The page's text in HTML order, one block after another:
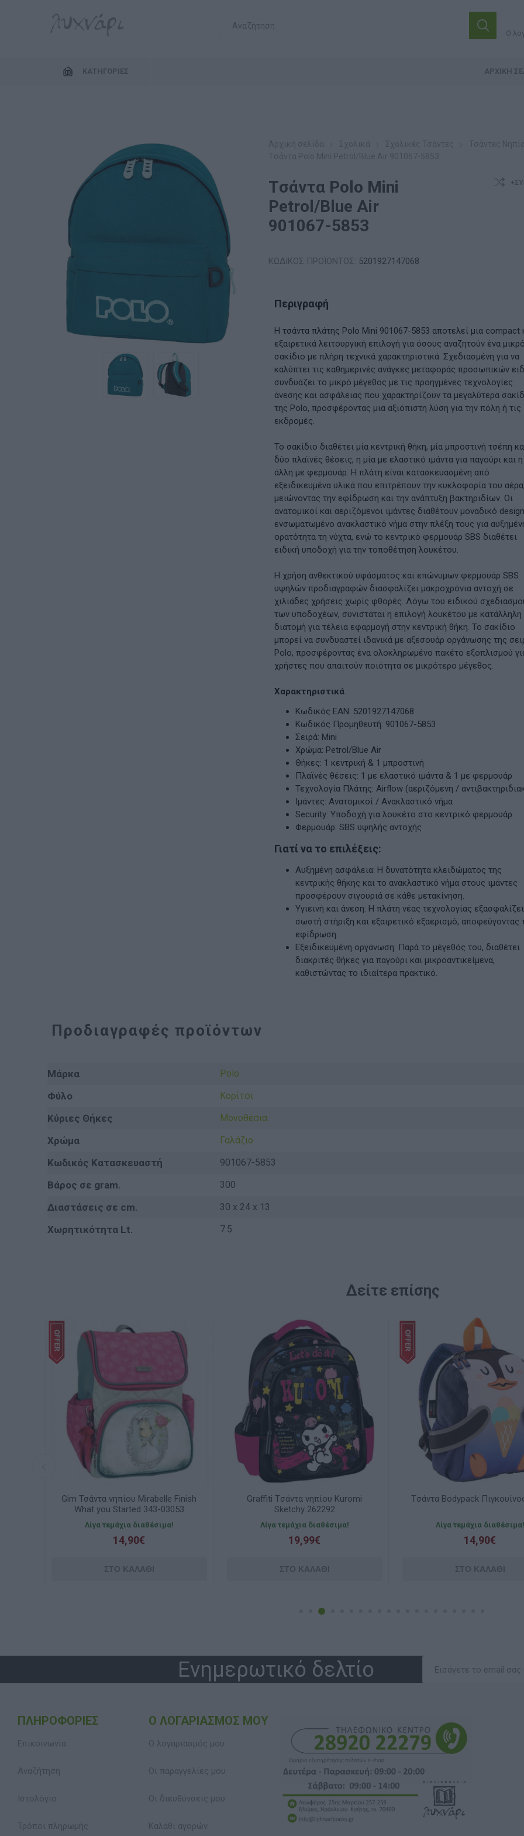
Ο
ΚΑΤΗΓΟΡΊΕΣ ΑΡΧΙΚΉ
Tσάντα Polo Mini
Petrol/Blue Air
901067-5853
ΚΩΔΙΚΟΣ ΠΡΟΪΟΝΤΟΣ: 5201927147068
Περιγραφή
Η τσάντα πλάτης Polo Mini 901067-5853 αποτελεί μια compact
εξαιρετικά λειτουργική επιλογή για όσους αναζητούν ένα μικρό
σακίδιο με πλήρη τεχνικά χαρακτηριστικά. Σχεδιασμένη για να
καλύπτει τις καθημερινές ανάγκες μεταφοράς προσωπικών
συνδυάζει το μικρό μέγεθος με τις προηγμένες τεχνολογίες
άνεσης και ασφάλειας που χαρακτηρίζουν τα μεγαλύτερα
της Polo, προσφέροντας μια αξιόπιστη λύση για την πόλη ή τις
εκδρομές.
Το σακίδιο διαθέτει μία κεντρική θήκη, μία μπροστινή τσέπη
δύο πλαϊνές θέσεις, η μία με ελαστικό ιμάντα για παγούρι και η
άλλη με φερμουάρ. Η πλάτη είναι κατασκευασμένη από
εξειδικευμένα υλικά που επιτρέπουν την κυκλοφορία του αέρα,
μειώνοντας την εφίδρωση και την ανάπτυξη βακτηριδίων. Οι
ανατομικοί και αεριζόμενοι ιμάντες διαθέτουν μοναδικό
ενσωματωμένο ανακλαστικό νήμα στην πλέξη τους για
ορατότητα τη νύχτα, ενώ το κεντρικό φερμουάρ SBS διαθέτει
ειδική υποδοχή για την τοποθέτηση λουκέτου.
Η χρήση ανθεκτικού υφάσματος και επώνυμων φερμουάρ SBS
υψηλών προδιαγραφών διασφαλίζει μακροχρόνια αντοχή σε
χιλιάδες χρήσεις χωρίς φθορές. Λόγω του ειδικού
των υποδοχέων, συνιστάται η επιλογή λουκέτου με κατάλληλη
διατομή για τέλεια εφαρμογή στην κεντρική θήκη. Το σακίδιο
μπορεί να συνδυαστεί ιδανικά με αξεσουάρ οργάνωσης της
Polo, προσφέροντας ένα ολοκληρωμένο πακέτο εξοπλισμού
χρήστες που απαιτούν ποιότητα σε μικρότερο μέγεθος.
Χαρακτηριστικά
Κωδικός ΕΑΝ: 5201927147068
Κωδικός Προμηθευτή: 901067-5853
Σειρά: Mini
Χρώμα: Petrol/Blue Air
Θήκες: 1 κεντρική & 1 μπροστινή
Πλαϊνές θέσεις: 1 με ελαστικό ιμάντα & 1 με φερμουάρ
Τεχνολογία Πλάτης: Airflow (αεριζόμενη /
Ιμάντες: Ανατομικοί / Ανακλαστικό νήμα
Security: Υποδοχή για λουκέτο στο κεντρικό φερμουάρ
Φερμουάρ: SBS υψηλής αντοχής
Γιατί να το επιλέξεις:
Αυξημένη ασφάλεια: Η δυνατότητα κλειδώματος της
κεντρικής θήκης και το ανακλαστικό νήμα στους ιμάντες
προσφέρουν σιγουριά σε κάθε μετακίνηση.
Υγιεινή και άνεση: Η πλάτη νέας τεχνολογίας εξασφαλίζει
σωστή στήριξη και εξαιρετικό εξαερισμό, αποφεύγοντας
εφίδρωση.
Εξειδικευμένη οργάνωση: Παρά το μέγεθός του, διαθέτει
διακριτές θήκες για παγούρι και μικροαντικείμενα,
καθιστώντας το ιδιαίτερα πρακτικό.
Προδιαγραφές προϊόντων
Μάρκα Polo
Φύλο Κορίτσι
Κύριες Θήκες Μονοθέσια
Χρώμα Γαλάζιο
Κωδικός Κατασκευαστή 901067-5853
Βάρος σε gram. 300
Διαστάσεις σε cm. 30 x 24 x 13
Χωρητικότητα Lt. 7.5
Δείτε επίσης
Gim Τσάντα νηπίου Mirabelle Finish
What you Started 343-03053
Λίγα τεμάχια διαθέσιμα!
14,90€
Graffiti Tσάντα νηπίου Kuromi
Sketchy 262292
Λίγα τεμάχια διαθέσιμα!
19,99€
Tσάντα Bodypack
Λίγα τεμάχια διαθέσιμα!
14,90€
Ενημερωτικό δελτίο
ΠΛΗΡΟΦΟΡΊΕΣ
Επικοινωνία
Αναζήτηση
Ιστολόγιο
Τρόποι πληρωμής
Ο ΛΟΓΑΡΙΑΣΜΌΣ ΜΟΥ
Ο λογαριασμός μου
Οι παραγγελίες μου
Οι διευθύνσεις μου
Καλάθι αγορών